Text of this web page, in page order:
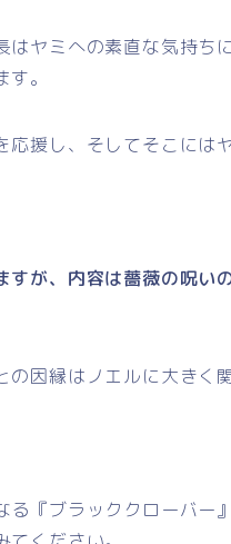
はヤミへの素直な気持ち
。
応援し、そしてそこには
すが、内容は薔薇の呪い
の因縁はノエルに大きく
る『ブラッククローバ